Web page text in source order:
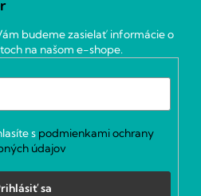
budeme zasielať informácie o
na našom e-shope.
s podmienkami ochrany
údajov
sa